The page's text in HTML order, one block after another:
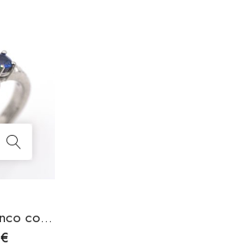
Anillo de oro blanco con esmeralda, zafiros y diamantes.
€